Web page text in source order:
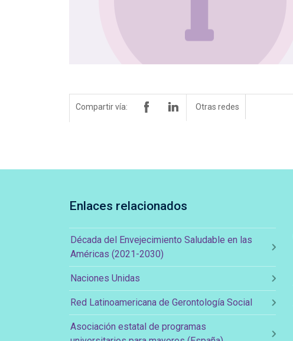
Compartir vía: Otras redes
Enlaces relacionados
Década del Envejecimiento Saludable en las
Américas (2021-2030)
Naciones Unidas
Red Latinoamericana de Gerontología Social
Asociación estatal de programas